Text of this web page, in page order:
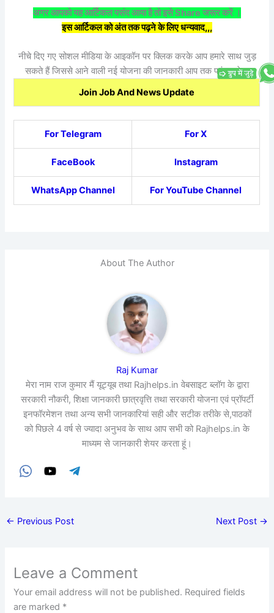
अगर आपको यह आर्टिकल पसंद आया है तो इसे Share जरूर करें ।
इस आर्टिकल को अंत तक पढ़ने के लिए धन्यवाद,,,
नीचे दिए गए सोशल मीडिया के आइकॉन पर क्लिक करके आप हमारे साथ जुड़
सकते हैं जिससे आने वाली नई योजना की जानकारी आप तक पहुंच सके।
Join Job And News Update
For Telegram For X
FaceBook Instagram
WhatsApp Channel For YouTube Channel
About The Author
Raj Kumar
मेरा नाम राज कुमार मैं यूट्यूब तथा Rajhelps.in वेबसाइट ब्लॉग के द्वारा
सरकारी नौकरी, शिक्षा जानकारी छात्रवृत्ति तथा सरकारी योजना एवं प्रॉपर्टी
इनफॉरमेशन तथा अन्य सभी जानकारियां सही और सटीक तरीके से,पाठकों
को पिछले 4 वर्ष से ज्यादा अनुभव के साथ आप सभी को Rajhelps.in के
माध्यम से जानकारी शेयर करता हूं।
← Previous Post Next Post →
Leave a Comment
Your email address will not be published. Required fields
are marked *